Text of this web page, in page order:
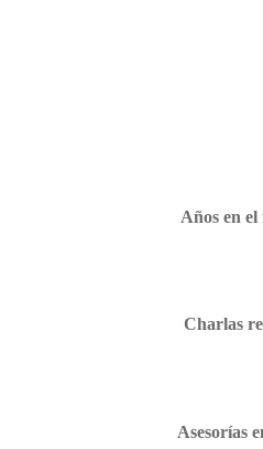
Años en el
Charlas
Asesorías